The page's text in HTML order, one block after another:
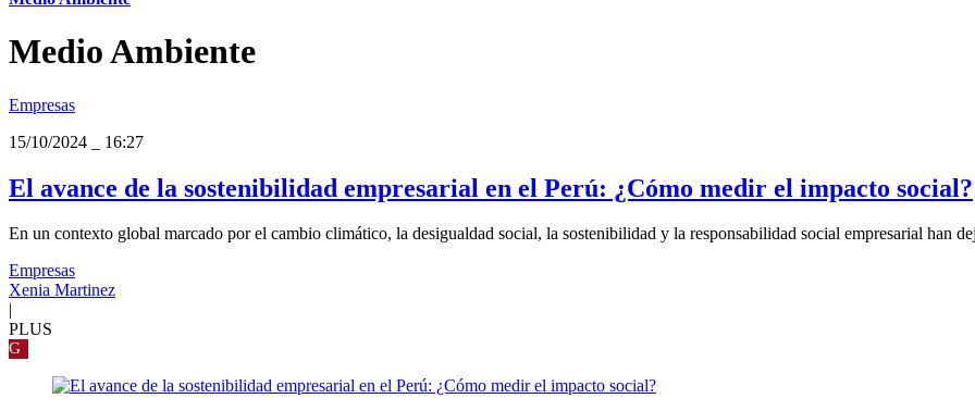
Medio Ambiente
Empresas
15/10/2024
16:27
El avance de la sostenibilidad empresarial en el Perú: ¿Cómo medir el impacto social?
En un contexto global marcado por el cambio climático, la desigualdad social, la sostenibilidad y la responsabilidad social empresarial han
Empresas
Xenia Martinez
PLUS
G